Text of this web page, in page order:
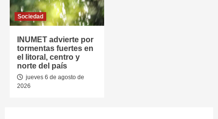
Sociedad
INUMET advierte por
tormentas fuertes en
el litoral, centro y
norte del país
jueves 6 de agosto de
2026